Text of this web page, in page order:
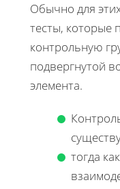
Обычно для
тесты, которые
контрольную
подвергнутой
элемента.
тогда